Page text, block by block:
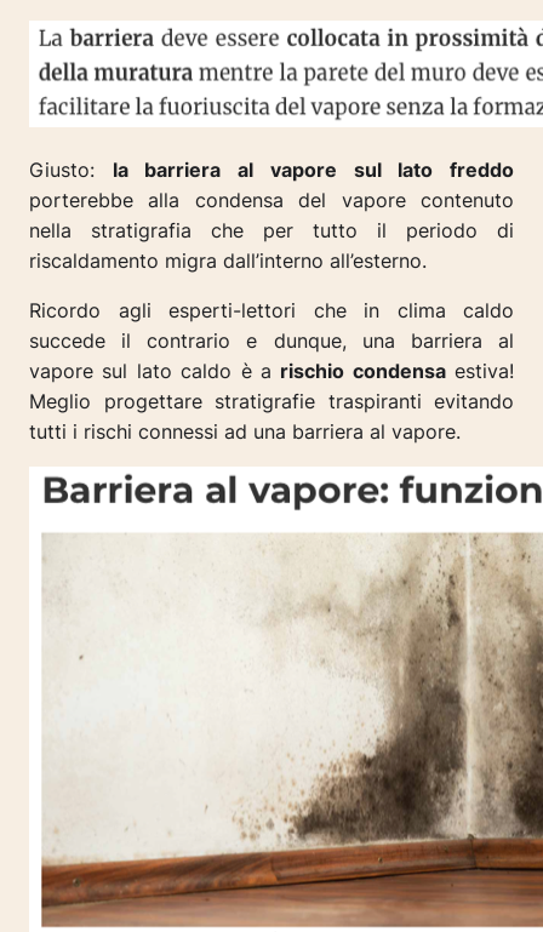
Giusto: la barriera al vapore sul lato freddo
porterebbe alla condensa del vapore contenuto
nella stratigrafia che per tutto il periodo di
riscaldamento migra dall’interno all’esterno.
Ricordo agli esperti-lettori che in clima caldo
succede il contrario e dunque, una barriera al
vapore sul lato caldo è a rischio condensaestiva!
Meglio progettare stratigrafie traspiranti evitando
tutti i rischi connessi ad una barriera al vapore.